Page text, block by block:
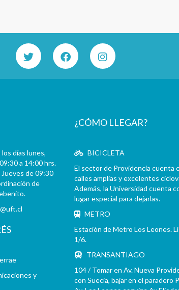
días lunes,
a 14:00 hrs.
de 09:30
de
y
¿CÓMO LLEGAR?
BICICLETA
El sector de Providencia cuenta
calles amplias y excelentes
Además, la Universidad cuenta
lugar especial para dejarlas.
METRO
Estación de Metro Los Leones.
1/6.
TRANSANTIAGO
104 / Tomar en Av. Nueva
con Suecia, bajar en el paradero